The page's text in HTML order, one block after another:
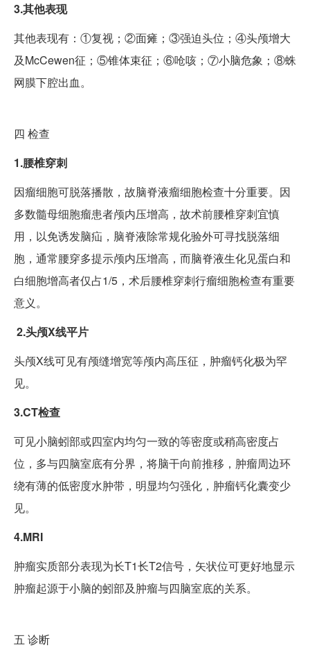
3.其他表现
其他表现有：①复视；②面瘫；③强迫头位；④头颅增大
及McCewen征；⑤锥体束征；⑥呛咳；⑦小脑危象；⑧蛛
网膜下腔出血。
四 检查
1.腰椎穿刺
因瘤细胞可脱落播散，故脑脊液瘤细胞检查十分重要。因
多数髓母细胞瘤患者颅内压增高，故术前腰椎穿刺宜慎
用，以免诱发脑疝，脑脊液除常规化验外可寻找脱落细
胞，通常腰穿多提示颅内压增高，而脑脊液生化见蛋白和
白细胞增高者仅占1/5，术后腰椎穿刺行瘤细胞检查有重要
意义。
2.头颅X线平片
头颅X线可见有颅缝增宽等颅内高压征，肿瘤钙化极为罕
见。
3.CT检查
可见小脑蚓部或四室内均匀一致的等密度或稍高密度占
位，多与四脑室底有分界，将脑干向前推移，肿瘤周边环
绕有薄的低密度水肿带，明显均匀强化，肿瘤钙化囊变少
见。
4.MRI
肿瘤实质部分表现为长T1长T2信号，矢状位可更好地显示
肿瘤起源于小脑的蚓部及肿瘤与四脑室底的关系。
五 诊断